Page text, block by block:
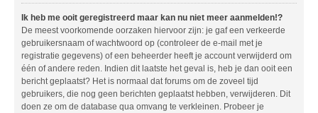
Ik heb me ooit geregistreerd maar kan nu niet meer aanmelden!?
De meest voorkomende oorzaken hiervoor zijn: je gaf een verkeerde
gebruikersnaam of wachtwoord op (controleer de e-mail met je
registratie gegevens) of een beheerder heeft je account verwijderd om
één of andere reden. Indien dit laatste het geval is, heb je dan ooit een
bericht geplaatst? Het is normaal dat forums om de zoveel tijd
gebruikers, die nog geen berichten geplaatst hebben, verwijderen. Dit
doen ze om de database qua omvang te verkleinen. Probeer je